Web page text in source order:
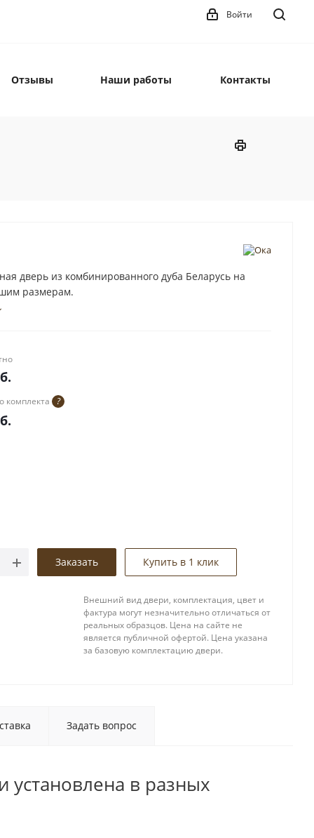
Войти
Отзывы Наши работы Контакты
дверь из комбинированного дуба Беларусь на
размерам.
комплекта ?
Заказать Купить в 1 клик
Внешний вид двери, комплектация, цвет и
фактура могут незначительно отличаться от
реальных образцов. Цена на сайте не
является публичной офертой. Цена указана
за базовую комплектацию двери.
Задать вопрос
установлена в разных